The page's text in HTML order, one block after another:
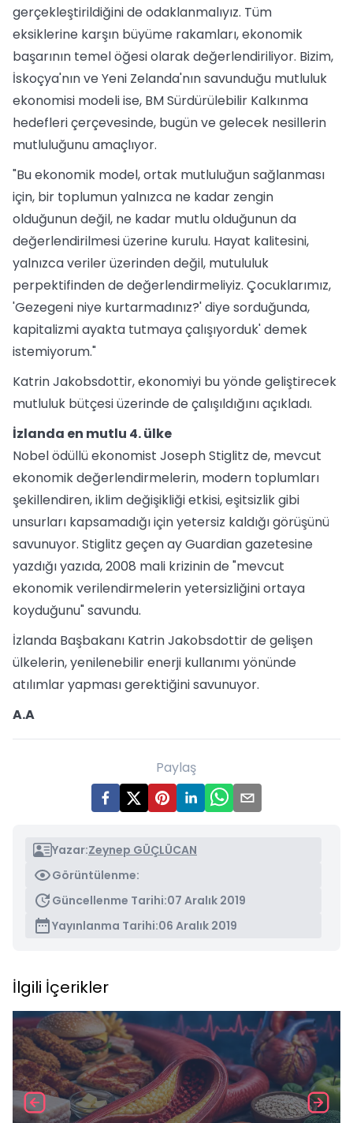
gerçekleştirildiğini de odaklanmalıyız. Tüm
eksiklerine karşın büyüme rakamları, ekonomik
başarının temel öğesi olarak değerlendiriliyor. Bizim,
İskoçya'nın ve Yeni Zelanda'nın savunduğu mutluluk
ekonomisi modeli ise, BM Sürdürülebilir Kalkınma
hedefleri çerçevesinde, bugün ve gelecek nesillerin
mutluluğunu amaçlıyor.
"Bu ekonomik model, ortak mutluluğun sağlanması
için, bir toplumun yalnızca ne kadar zengin
olduğunun değil, ne kadar mutlu olduğunun da
değerlendirilmesi üzerine kurulu. Hayat kalitesini,
yalnızca veriler üzerinden değil, mutululuk
perpektifinden de değerlendirmeliyiz. Çocuklarımız,
'Gezegeni niye kurtarmadınız?' diye sorduğunda,
kapitalizmi ayakta tutmaya çalışıyorduk' demek
istemiyorum."
Katrin Jakobsdottir, ekonomiyi bu yönde geliştirecek
mutluluk bütçesi üzerinde de çalışıldığını açıkladı.
İzlanda en mutlu 4. ülke
Nobel ödüllü ekonomist Joseph Stiglitz de, mevcut
ekonomik değerlendirmelerin, modern toplumları
şekillendiren, iklim değişikliği etkisi, eşitsizlik gibi
unsurları kapsamadığı için yetersiz kaldığı görüşünü
savunuyor. Stiglitz geçen ay Guardian gazetesine
yazdığı yazıda, 2008 mali krizinin de "mevcut
ekonomik verilendirmelerin yetersizliğini ortaya
koyduğunu" savundu.
İzlanda Başbakanı Katrin Jakobsdottir de gelişen
ülkelerin, yenilenebilir enerji kullanımı yönünde
atılımlar yapması gerektiğini savunuyor.
A.A
Paylaş
Yazar:Zeynep GÜÇLÜCAN
Görüntülenme:
Güncellenme Tarihi:07 Aralık 2019
Yayınlanma Tarihi:06 Aralık 2019
İlgili İçerikler